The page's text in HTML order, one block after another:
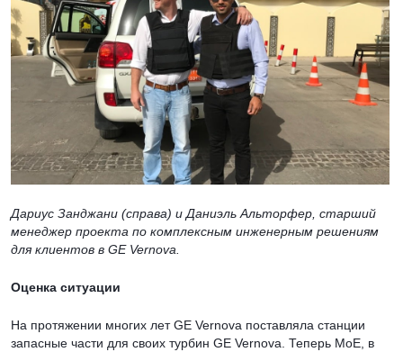
Дариус Занджани (справа) и Даниэль Альторфер, старший
менеджер проекта по комплексным инженерным решениям
для клиентов в GE Vernova.
Оценка ситуации
На протяжении многих лет GE Vernova поставляла станции
запасные части для своих турбин GE Vernova. Теперь MoE, в